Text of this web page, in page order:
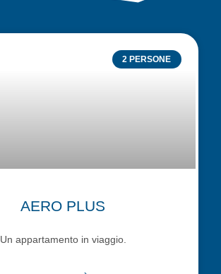
2 PERSONE
AERO PLUS
Un appartamento in viaggio.